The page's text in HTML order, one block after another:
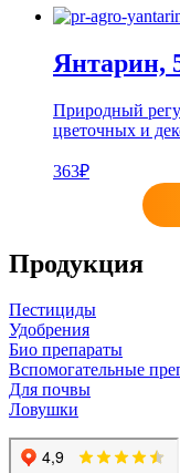
Янтарин,
Природный
цветочных и
363₽
Продукция
Пестициды
Удобрения
Био препараты
Вспомогательные
Для почвы
Ловушки